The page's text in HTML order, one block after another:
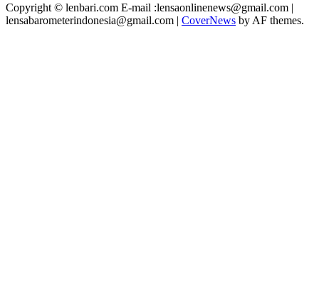
Copyright © lenbari.com E-mail :lensaonlinenews@gmail.com |
lensabarometerindonesia@gmail.com | CoverNews by AF themes.